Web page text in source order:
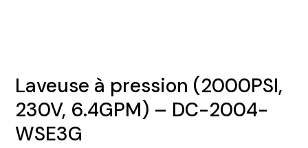
Laveuse à pression (2000PSI,
230V, 6.4GPM) – DC-2004-
WSE3G